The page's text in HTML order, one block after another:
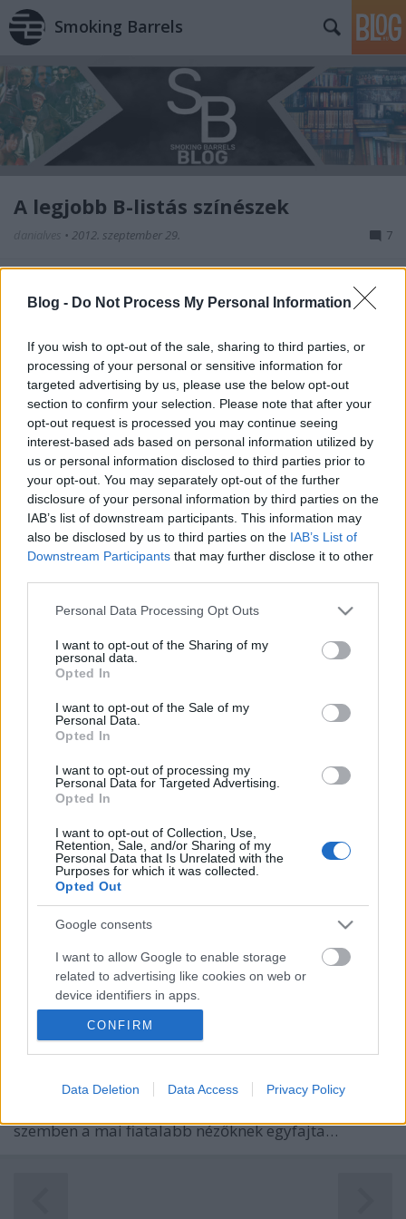
Blog - Do Not Process My Personal Information
If you wish to opt-out of the sale, sharing to third parties, or
processing of your personal or sensitive information for
targeted advertising by us, please use the below opt-out
section to confirm your selection. Please note that after your
opt-out request is processed you may continue seeing
interest-based ads based on personal information utilized by
us or personal information disclosed to third parties prior to
your opt-out. You may separately opt-out of the further
disclosure of your personal information by third parties on the
IAB’s list of downstream participants. This information may
also be disclosed by us to third parties on the IAB’s List of
Downstream Participants that may further disclose it to other
Please note that this website/app uses one or more Google
not limited to your visit or usage behaviour. You may click to
grant or deny consent to Google and its third-party tags to
use your data for below specified purposes in below Google
consent section.
Personal Data Processing Opt Outs
I want to opt-out of the Sharing of my
personal data.
Opted In
I want to opt-out of the Sale of my
Personal Data.
Opted In
I want to opt-out of processing my
Personal Data for Targeted Advertising.
Opted In
I want to opt-out of Collection, Use,
Retention, Sale, and/or Sharing of my
Personal Data that Is Unrelated with the
Purposes for which it was collected.
Opted Out
Google consents
I want to allow Google to enable storage
related to advertising like cookies on web or
device identifiers in apps.
I want to allow my user data to be sent to
Google for online advertising purposes.
I want to allow Google to send me
I want to allow Google to enable storage
CONFIRM
Data Deletion Data Access Privacy Policy
Smoking Barrels
A legjobb B-listás színészek
• 2012. szeptember 29. 7
Valószínűleg mindenkinek megvannak azon kedvenc
színészei, akik indie vagy B-filmek főszerepeinél, és
sohasem jutottak tovább. Ők esetleg egy-egy
sorozatban kapják meg a kiteljesedés lehetőségét,
ami a mozikhoz képest általánosan…
Fékezhetetlen / Lawless (2012)
danialves•2012. szeptember 25.
Az utóbbi években egyre inkább úgy érződik, hogy
elmúltak azok az idők, amikor egy film eladásához
elég volt felsorolni a benne szereplő sztárokat.
Bruce Willisnek és Julia Robertsnek, és ez
Az aranypolgár / Citizen Kane (1941)
Walter White•2012. szeptember 24.
Amikor eldőlt, hogy rendszeresen írni fogok a
SmokingBarrels-re, akkor egyik célom az volt, hogy
írásommal el is kezdem törleszteni az adósságomat.
szemben a mai fiatalabb nézőknek egyfajta…